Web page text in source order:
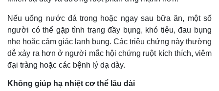
Thế giới
Cuộc sống đó đây
Multimedia
Ảnh
Nếu uống nước đá trong hoặc ngay sau bữa ăn, một số
người có thể gặp tình trạng đầy bụng, khó tiêu, đau bụng
nhẹ hoặc cảm giác lạnh bụng. Các triệu chứng này thường
dễ xảy ra hơn ở người mắc hội chứng ruột kích thích, viêm
đại tràng hoặc các bệnh lý dạ dày.
Không giúp hạ nhiệt cơ thể lâu dài